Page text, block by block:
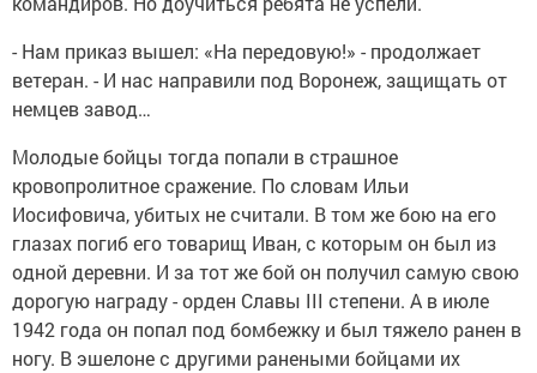
- Нам приказ вышел: «На передовую!» - продолжает
ветеран. - И нас направили под Воронеж, защищать от
немцев завод…
Молодые бойцы тогда попали в страшное
кровопролитное сражение. По словам Ильи
Иосифовича, убитых не считали. В том же бою на его
глазах погиб его товарищ Иван, с которым он был из
одной деревни. И за тот же бой он получил самую свою
дорогую награду - орден Славы III степени. А в июле
1942 года он попал под бомбежку и был тяжело ранен в
ногу. В эшелоне с другими ранеными бойцами их